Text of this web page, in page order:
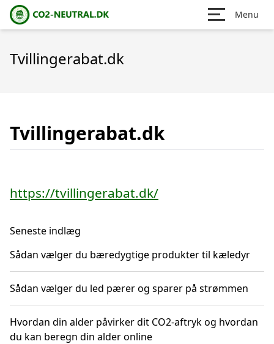
Menu
Tvillingerabat.dk
Tvillingerabat.dk
https://tvillingerabat.dk/
Seneste indlæg
Sådan vælger du bæredygtige produkter til kæledyr
Sådan vælger du led pærer og sparer på strømmen
Hvordan din alder påvirker dit CO2-aftryk og hvordan
du kan beregn din alder online